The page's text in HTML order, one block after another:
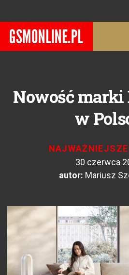
Nowość marki
w
NAJWAŻNIEJSZE
30 czerwca
autor: Mariusz